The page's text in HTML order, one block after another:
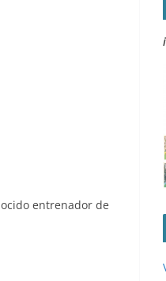
entrenador de